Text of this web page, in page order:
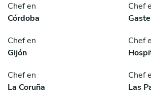
Chef en
Córdoba
Chef
Chef en
Gijón
Chef
Chef en
La Coruña
Chef
Las